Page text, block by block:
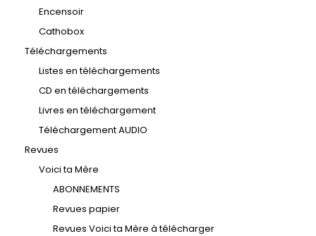
Encensoir
Cathobox
Téléchargements
Listes en téléchargements
CD en téléchargements
Livres en téléchargement
Téléchargement AUDIO
Revues
Voici ta Mère
ABONNEMENTS
Revues papier
Revues Voici ta Mère à télécharger